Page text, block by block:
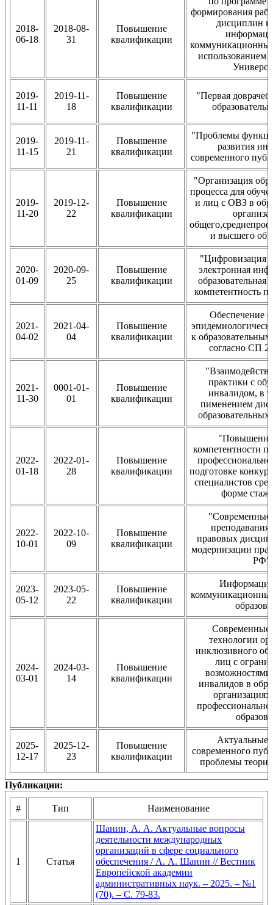
2018-
06-18
2018-08-
31
Повышение
квалификации
формирования
дисциплин
использованием
2019-
11-11
2019-11-
18
Повышение
квалификации
"Первая
2019-
11-15
2019-11-
21
Повышение
квалификации
"Проблемы
развития
современного
2019-
11-20
2019-12-
22
Повышение
квалификации
"Организация
процесса для
и лиц с ОВЗ в
и высшего
2020-
01-09
2020-09-
25
Повышение
квалификации
"Цифровизация
электронная
компетентность
2021-
04-02
2021-04-
04
Повышение
квалификации
Обеспечение
к
согласно СП
2021-
11-30
0001-01-
01
Повышение
квалификации
практики с
инвалидом, в
пименением
2022-
01-18
2022-01-
28
Повышение
квалификации
"Повышение
компетентности
подготовке
специалистов
форме
2022-
10-01
2022-10-
09
Повышение
квалификации
"Современные
преподавания
правовых
модернизации
РФ"
2023-
05-12
2023-05-
22
Повышение
квалификации
2024-
03-01
2024-03-
14
Повышение
квалификации
Современные
технологии
инклюзивного
лиц с
возможностями
инвалидов в
организациях
2025-
12-17
2025-12-
23
Повышение
квалификации
Актуальные
современного
проблемы
Публикации:
# Тип Наименование
1 Статья
Шанин, А. А. Актуальные вопросы
деятельности международных
организаций в сфере социального
обеспечения / А. А. Шанин // Вестник
Европейской академии
административных наук. – 2025. – №1
(70). – С. 79-83.